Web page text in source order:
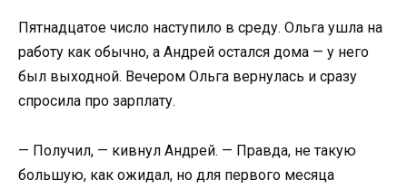
Пятнадцатое число наступило в среду. Ольга ушла на
работу как обычно, а Андрей остался дома — у него
был выходной. Вечером Ольга вернулась и сразу
спросила про зарплату.
— Получил, — кивнул Андрей. — Правда, не такую
большую, как ожидал, но для первого месяца